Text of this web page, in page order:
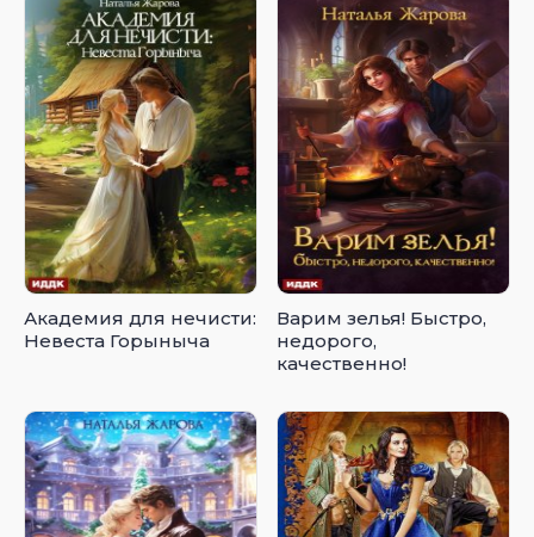
Академия для нечисти:
Невеста Горыныча
Варим зелья! Быстро,
недорого,
качественно!